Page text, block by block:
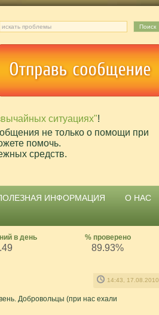
ситуациях"!
не только о помощи при
помочь.
средств.
ИНФОРМАЦИЯ
О НАС
в день % проверено
89.93%
14:43, 17.08.2010
Добровольцы (при нас ехали